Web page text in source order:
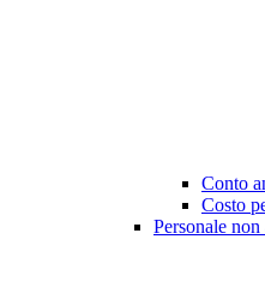
Conto
Costo
Personale